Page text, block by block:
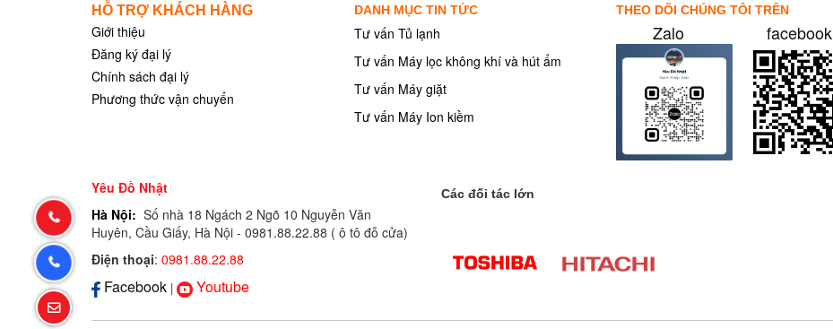
HỖ TRỢ KHÁCH HÀNG
Giới thiệu
Đăng ký đại lý
Chính sách đại lý
Phương thức vận chuyển
DANH MỤC TIN TỨC
Tư vấn Tủ lạnh
Tư vấn Máy lọc không khí và hút ẩm
Tư vấn Máy giặt
Tư vấn Máy Ion kiềm
THEO DÕI CHÚNG TÔI TRÊN
Zalo facebook
Yêu Đồ Nhật
Hà Nội: Số nhà 18 Ngách 2 Ngõ 10 Nguyễn Văn
Huyên, Cầu Giấy, Hà Nội - 0981.88.22.88 ( ô tô đỗ cửa)
Điện thoại: 0981.88.22.88
Facebook | Youtube
Các đối tác lớn
Hotline:
0981.88.22.88
Zalo
Chat
Liên